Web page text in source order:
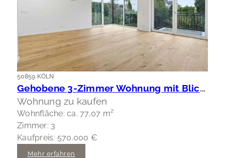
50859 KÖLN
Gehobene 3-Zimmer Wohnung mit Blick ins Grüne
Wohnung zu kaufen
Wohnfläche: ca. 77,07 m²
Zimmer: 3
Kaufpreis: 570.000 €
Mehr erfahren